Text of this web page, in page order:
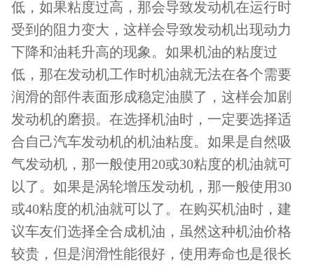
低，如果粘度过高，那会导致发动机在运行时
受到的阻力变大，这样会导致发动机出现动力
下降和油耗升高的现象。如果机油的粘度过
低，那在发动机工作时机油就无法在各个需要
润滑的部件表面形成稳定油膜了，这样会加剧
发动机的磨损。在选择机油时，一定要选择适
合自己汽车发动机的机油粘度。如果是自然吸
气发动机，那一般使用20或30粘度的机油就可
以了。如果是涡轮增压发动机，那一般使用30
或40粘度的机油就可以了。在购买机油时，建
议车友们选择全合成机油，虽然这种机油价格
较贵，但是润滑性能很好，使用寿命也是很长